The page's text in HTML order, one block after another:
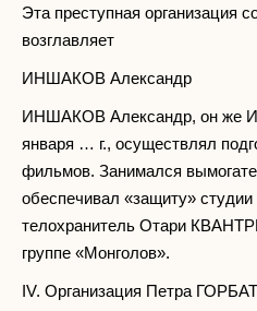
Эта преступная организация
возглавляет
ИНШАКОВ Александр
ИНШАКОВ Александр, он же
января … г., осуществлял
фильмов. Занимался
обеспечивал «защиту»
телохранитель Отари
группе «Монголов».
IV. Организация Петра